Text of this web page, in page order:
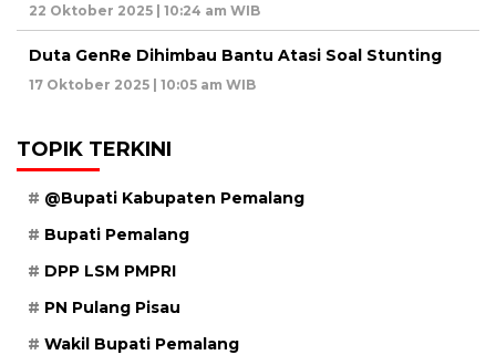
22 Oktober 2025 | 10:24 am WIB
Duta GenRe Dihimbau Bantu Atasi Soal Stunting
17 Oktober 2025 | 10:05 am WIB
TOPIK TERKINI
@Bupati Kabupaten Pemalang
Bupati Pemalang
DPP LSM PMPRI
PN Pulang Pisau
Wakil Bupati Pemalang